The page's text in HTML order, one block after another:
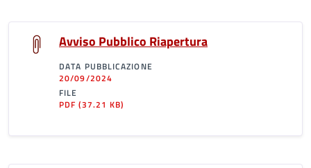
Avviso Pubblico Riapertura
DATA PUBBLICAZIONE
20/09/2024
FILE
PDF(37.21 KB)